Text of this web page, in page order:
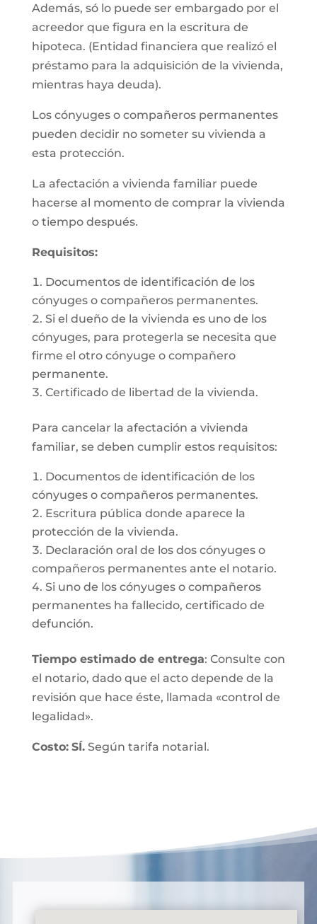
Además, só lo puede ser embargado por el
acreedor que figura en la escritura de
hipoteca. (Entidad financiera que realizó el
préstamo para la adquisición de la vivienda,
mientras haya deuda).
Los cónyuges o compañeros permanentes
pueden decidir no someter su vivienda a
esta protección.
La afectación a vivienda familiar puede
hacerse al momento de comprar la vivienda
o tiempo después.
Requisitos:
Documentos de identificación de los
cónyuges o compañeros permanentes.
Si el dueño de la vivienda es uno de los
cónyuges, para protegerla se necesita que
firme el otro cónyuge o compañero
permanente.
Certificado de libertad de la vivienda.
Para cancelar la afectación a vivienda
familiar, se deben cumplir estos requisitos:
Documentos de identificación de los
cónyuges o compañeros permanentes.
Escritura pública donde aparece la
protección de la vivienda.
Declaración oral de los dos cónyuges o
compañeros permanentes ante el notario.
Si uno de los cónyuges o compañeros
permanentes ha fallecido, certificado de
defunción.
Tiempo estimado de entrega: Consulte con
el notario, dado que el acto depende de la
revisión que hace éste, llamada «control de
legalidad».
Costo: SÍ.Según tarifa notarial.